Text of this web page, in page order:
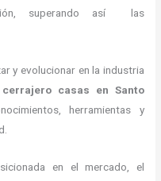
superando así las
y evolucionar en la industria
cerrajero casas en Santo
herramientas y
en el mercado, el